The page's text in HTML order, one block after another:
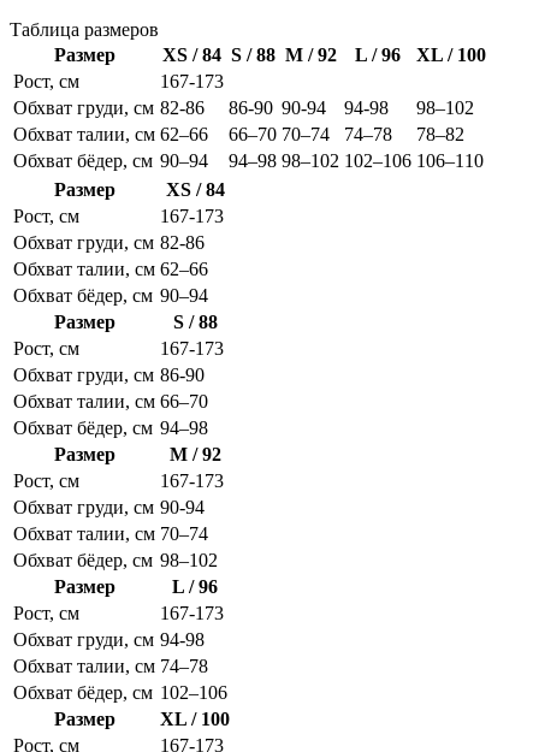
Таблица размеров
Размер
XS / 84 S / 88 M / 92 L / 96
XL / 100
Рост, см
167-173
Обхват груди, см 82-86 86-90 90-94 94-98
98–102
Обхват талии, см 62–66 66–70 70–74 74–78
78–82
Обхват бёдер, см 90–94 94–98 98–102 102–106 106–110
Размер
XS / 84
Рост, см
167-173
Обхват груди, см 82-86
Обхват талии, см 62–66
Обхват бёдер, см 90–94
Размер
S / 88
Рост, см
167-173
Обхват груди, см 86-90
Обхват талии, см 66–70
Обхват бёдер, см 94–98
Размер
M / 92
Рост, см
167-173
Обхват груди, см 90-94
Обхват талии, см 70–74
Обхват бёдер, см 98–102
Размер
L / 96
Рост, см
167-173
Обхват груди, см 94-98
Обхват талии, см 74–78
Обхват бёдер, см 102–106
Размер
XL / 100
Рост, см
167-173